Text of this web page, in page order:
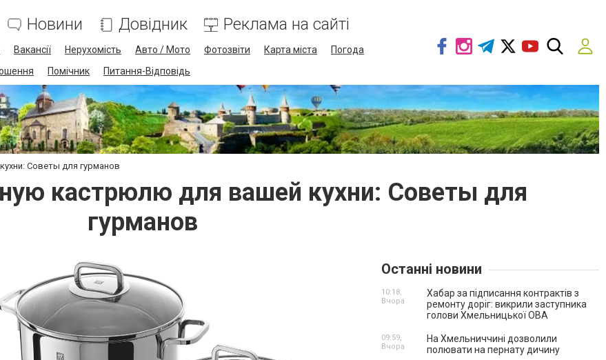
Новини Довідник Реклама на сайті
Вакансії Нерухомість Авто / Мото Фотозвіти Карта міста
Погода
Помічник Питання-Відповідь
Советы для гурманов
кастрюлю для вашей кухни: Советы для
гурманов
Останні новини
Хабар за підписання контрактів з
ремонту доріг: викрили заступника
голови Хмельницької ОВА
10:18,
Вчора
На Хмельниччині дозволили
полювати на пернату дичину
09:59,
Вчора